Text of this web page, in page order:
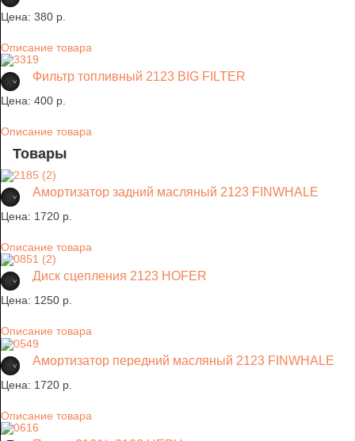
Цена: 380 p.
Описание товара
Фильтр топливный 2123 BIG FILTER
Цена: 400 p.
Описание товара
Товары
Амортизатор задний масляный 2123 FINWHALE
Цена: 1720 p.
Описание товара
Диск сцепления 2123 HOFER
Цена: 1250 p.
Описание товара
Амортизатор передний масляный 2123 FINWHALE
Цена: 1720 p.
Описание товара